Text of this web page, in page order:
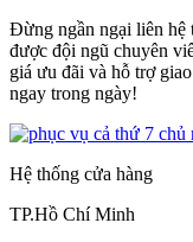
Đừng ngần ngại liên hệ
được đội ngũ chuyên
giá ưu đãi và hỗ trợ
ngay trong ngày!
Hệ thống cửa hàng
TP.Hồ Chí Minh